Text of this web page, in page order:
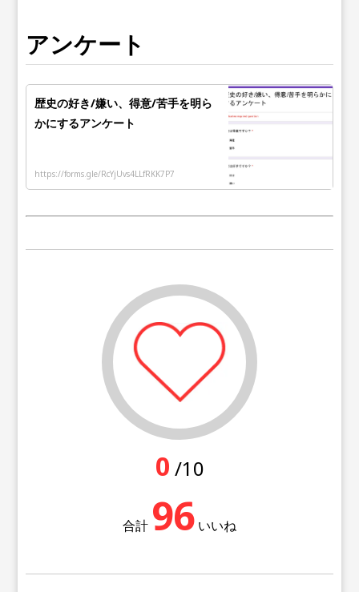
アンケート
歴史の好き/嫌い、得意/苦手を明ら
かにするアンケート
https://forms.gle/RcYjUvs4LLfRKK7P7
0 /10
合計 96 いいね